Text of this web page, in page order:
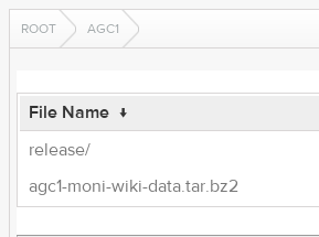
ROOT AGC1
File Name ↓
release/
agc1-moni-wiki-data.tar.bz2